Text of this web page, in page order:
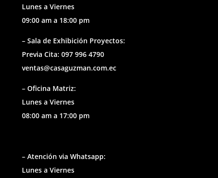
Lunes a Viernes
09:00 am a 18:00 pm
– Sala de Exhibición Proyectos:
Previa Cita: 097 996 4790
ventas@casaguzman.com.ec
– Oficina Matriz:
Lunes a Viernes
08:00 am a 17:00 pm
– Atención via Whatsapp:
Lunes a Viernes